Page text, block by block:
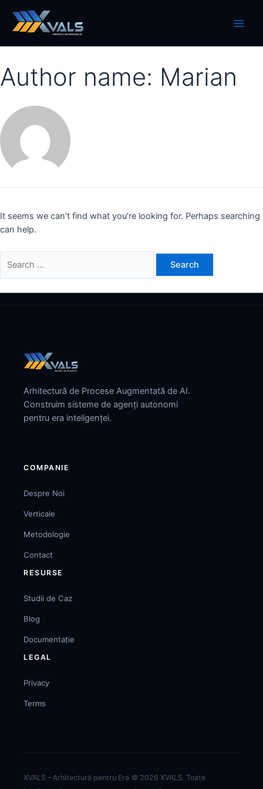
content
Author name: Marian
It seems we can’t find what you’re looking for. Perhaps searching
can help.
for:
Arhitectură de Procese Augmentată de AI.
Construim sisteme de agenți autonomi
pentru era inteligenței.
COMPANIE
Despre Noi
Verticale
Metodologie
Contact
RESURSE
Studii de Caz
Blog
Documentație
LEGAL
Privacy
Terms
XVALS – Arhitectură pentru Era © 2026 XVALS. Toate